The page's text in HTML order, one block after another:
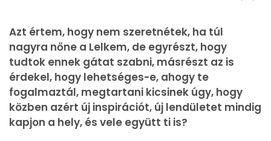
Azt értem, hogy nem szeretnétek, ha túl
nagyra nőne a Lelkem, de egyrészt, hogy
tudtok ennek gátat szabni, másrészt az is
érdekel, hogy lehetséges-e, ahogy te
fogalmaztál, megtartani kicsinek úgy, hogy
közben azért új inspirációt, új lendületet mindig
kapjon a hely, és vele együtt ti is?